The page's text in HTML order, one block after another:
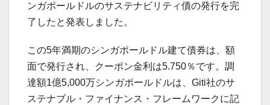
ンガポールドルのサステナビリティ債の発行を完
了したと発表しました。
この5年満期のシンガポールドル建て債券は、額
面で発行され、クーポン金利は5.750％です。調
達額1億5,000万シンガポールドルは、Giti社のサ
ステナブル・ファイナンス・フレームワークに記